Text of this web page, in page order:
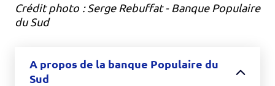
Crédit photo : Serge Rebuffat - Banque Populaire
du Sud
A propos de la banque Populaire du
Sud